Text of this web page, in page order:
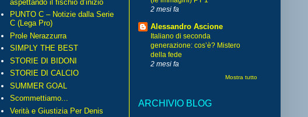
aspettando il fischio d’inizio
PUNTO C – Notizie dalla Serie
C (Lega Pro)
Prole Nerazzurra
SIMPLY THE BEST
STORIE DI BIDONI
STORIE DI CALCIO
SUMMER GOAL
Scommettiamo...
Verità e Giustizia Per Denis
2 mesi fa
Alessandro Ascione
Italiano di seconda
generazione: cos’è? Mistero
della fede
2 mesi fa
Mostra tutto
ARCHIVIO BLOG